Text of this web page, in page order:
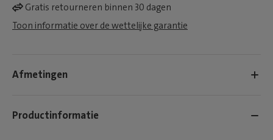
Gratis retourneren binnen 30 dagen
Toon informatie over de wettelijke garantie
Afmetingen
Productinformatie